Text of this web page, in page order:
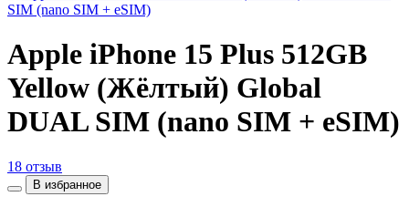
Apple iPhone 15 Plus 512GB
Yellow (Жёлтый) Global
DUAL SIM (nano SIM + eSIM)
18 отзыв
В избранное